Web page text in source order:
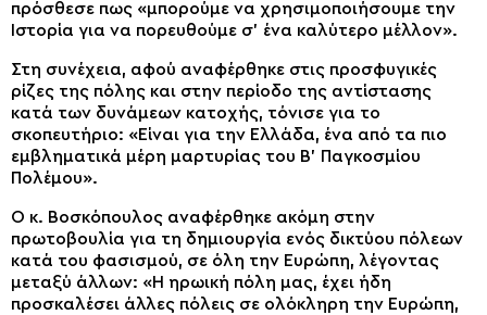
πρόσθεσε πως «μπορούμε να χρησιμοποιήσουμε την
Ιστορία για να πορευθούμε σ’ ένα καλύτερο μέλλον».
Στη συνέχεια, αφού αναφέρθηκε στις προσφυγικές
ρίζες της πόλης και στην περίοδο της αντίστασης
κατά των δυνάμεων κατοχής, τόνισε για το
σκοπευτήριο: «Είναι για την Ελλάδα, ένα από τα πιο
εμβληματικά μέρη μαρτυρίας του Β’ Παγκοσμίου
Πολέμου».
Ο κ. Βοσκόπουλος αναφέρθηκε ακόμη στην
πρωτοβουλία για τη δημιουργία ενός δικτύου πόλεων
κατά του φασισμού, σε όλη την Ευρώπη, λέγοντας
μεταξύ άλλων: «Η ηρωική πόλη μας, έχει ήδη
προσκαλέσει άλλες πόλεις σε ολόκληρη την Ευρώπη,